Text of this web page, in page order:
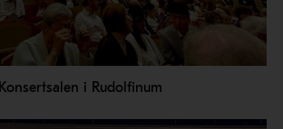
Konsertsalen i Rudolfinum